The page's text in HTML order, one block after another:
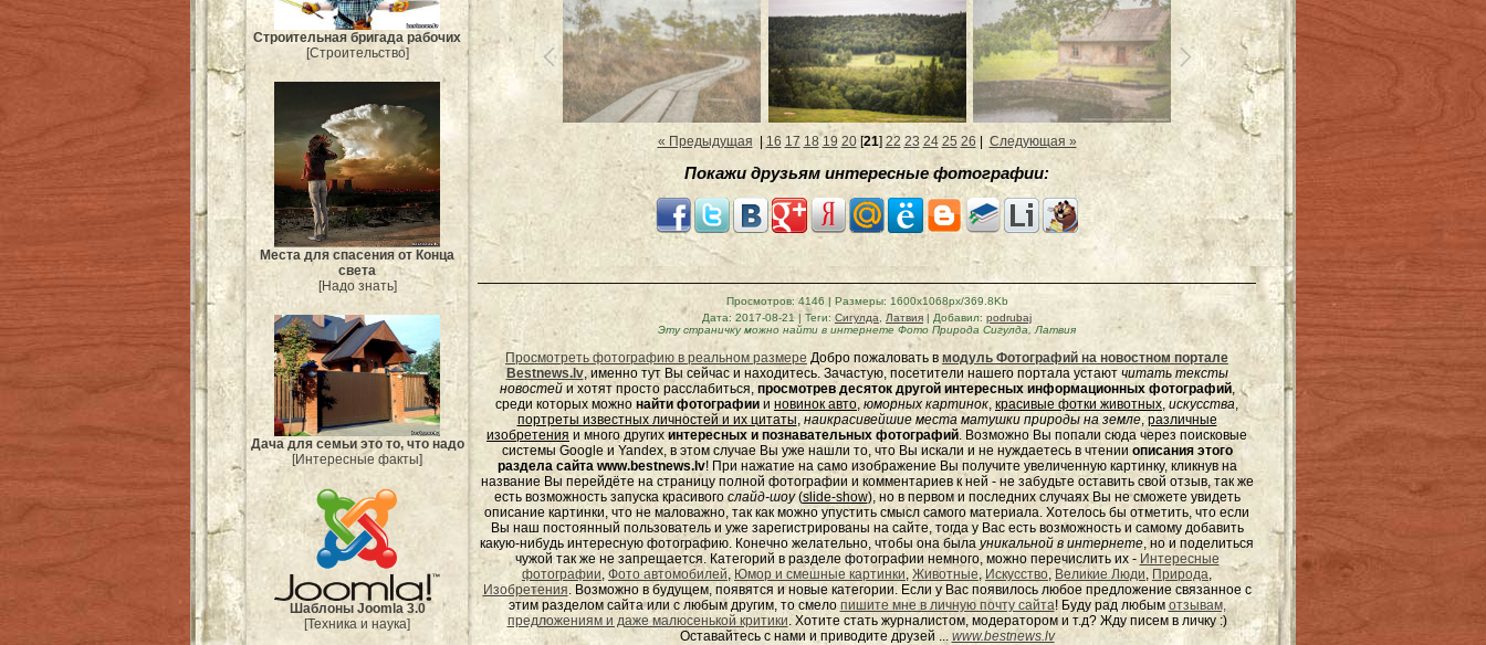
Строительная бригада рабочих
[Строительство]
Места для спасения от Конца
света
[Надо знать]
Дача для семьи это то, что надо
[Интересные факты]
Шаблоны Joomla 3.0
[Техника и наука]
« Предыдущая | 16 17 18 19 20[21] 22 23 24 25 26 Следующая »
Покажи друзьям интересные фотографии:
Просмотров: 4146 | Размеры: 1600x1068px/369.8Kb
Дата: 2017-08-21 | Теги: Сигулда Латвия | Добавил: podrubaj
Эту страничку можно найти в интернете Фото Природа Сигулда, Латвия
Просмотреть фотографию в реальном размере Добро пожаловать в модуль Фотографий на новостном портале
Bestnews.lv, именно тут Вы сейчас и находитесь. Зачастую, посетители нашего портала устают читать тексты
новостейи хотят просто расслабиться, просмотрев десяток другой интересных информационных фотографий,
среди которых можно найти фотографии и новинок авто, юморных картинок, красивые фотки животных, искусства,
портреты известных личностей и их цитаты, наикрасивейшие места матушки природы на земле,различные
изобретения и много другихинтересных и познавательных фотографий. Возможно Вы попали сюда через поисковые
системы Google и Yandex, в этом случае Вы уже нашли то, что Вы искали и не нуждаетесь в чтении описания этого
раздела сайта www.bestnews.lv! При нажатие на само изображение Вы получите увеличенную картинку, кликнув на
название Вы перейдёте на страницу полной фотографии и комментариев к ней - не забудьте оставить свой отзыв, так же
есть возможность запуска красивого слайд-шоу(slide-show), но в первом и последних случаях Вы не сможете увидеть
описание картинки, что не маловажно, так как можно упустить смысл самого материала. Хотелось бы отметить, что если
Вы наш постоянный пользователь и уже зарегистрированы на сайте, тогда у Вас есть возможность и самому добавить
какую-нибудь интересную фотографию. Конечно желательно, чтобы она была уникальной в интернете, но и поделиться
чужой так же не запрещается. Категорий в разделе фотографии немного, можно перечислить их - Интересные
фотографии, Фото автомобилей, Юмор и смешные картинки, Животные, Искусство, Великие Люди, Природа,
Изобретения. Возможно в будущем, появятся и новые категории. Если у Вас появилось любое предложение связанное с
этим разделом сайта или с любым другим, то смело пишите мне в личную почту сайта! Буду рад любым отзывам,
предложениям и даже малюсенькой критики. Хотите стать журналистом, модератором и т.д? Жду писем в личку:)
Оставайтесь с нами и приводите друзей ... www.bestnews.lv